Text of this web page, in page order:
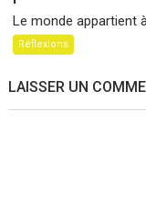
Le monde appartient
Réflexions
LAISSER UN